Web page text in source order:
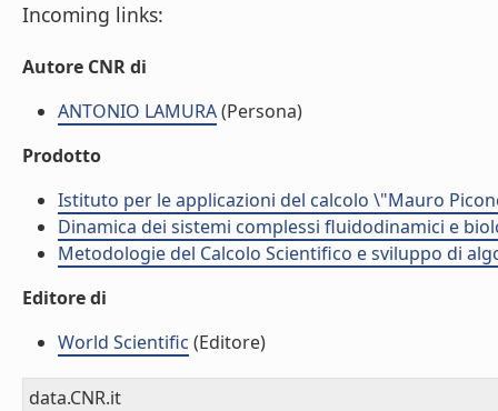
Incoming links:
Autore CNR di
ANTONIO LAMURA(Persona)
Prodotto
Istituto per le applicazioni del calcolo \"Mauro
Dinamica dei sistemi complessi fluidodinamici e
Metodologie del Calcolo Scientifico e sviluppo di
Editore di
World Scientific (Editore)
data.CNR.it